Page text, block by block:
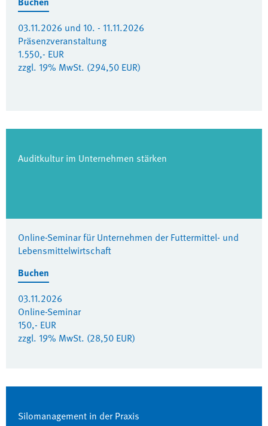
03.11.2026 und 10. - 11.11.2026
Präsenzveranstaltung
1.550,- EUR
zzgl. 19% MwSt. (294,50 EUR)
Auditkultur im Unternehmen stärken
Online-Seminar für Unternehmen der Futtermittel- und
Lebensmittelwirtschaft
Buchen
03.11.2026
Online-Seminar
150,- EUR
zzgl. 19% MwSt. (28,50 EUR)
Silomanagement in der Praxis